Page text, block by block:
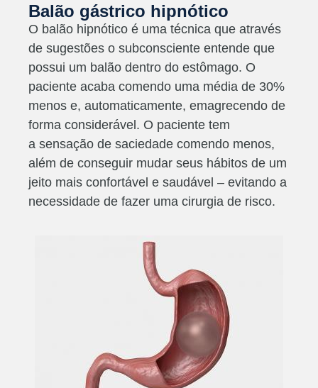
Balão gástrico hipnótico
O balão hipnótico é uma técnica que através
de sugestões o subconsciente entende que
possui um balão dentro do estômago. O
paciente acaba comendo uma média de 30%
menos e, automaticamente, emagrecendo de
forma considerável. O paciente tem
a sensação de saciedade comendo menos,
além de conseguir mudar seus hábitos de um
jeito mais confortável e saudável – evitando a
necessidade de fazer uma cirurgia de risco.